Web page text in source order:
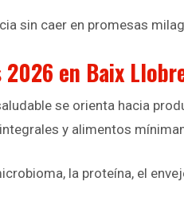
sin caer en promesas
en Baix
se orienta hacia
y alimentos
la proteína, el